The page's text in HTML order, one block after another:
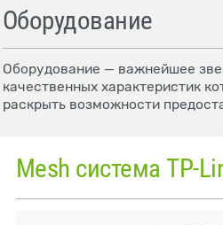
Оборудование
Оборудование — важнейшее
качественных характеристик
раскрыть возможности